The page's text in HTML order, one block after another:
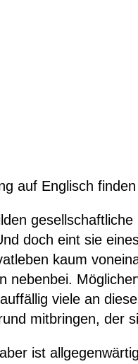
auf Englisch
doch eint sie
kaum
nebenbei.
viele an
mitbringen, der
aber ist allgegenwärtig